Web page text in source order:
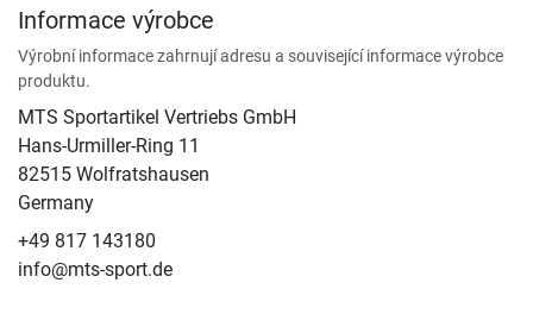
Informace výrobce
Výrobní informace zahrnují adresu a související informace výrobce
produktu.
MTS Sportartikel Vertriebs GmbH
Hans-Urmiller-Ring 11
82515 Wolfratshausen
Germany
+49 817 143180
info@mts-sport.de